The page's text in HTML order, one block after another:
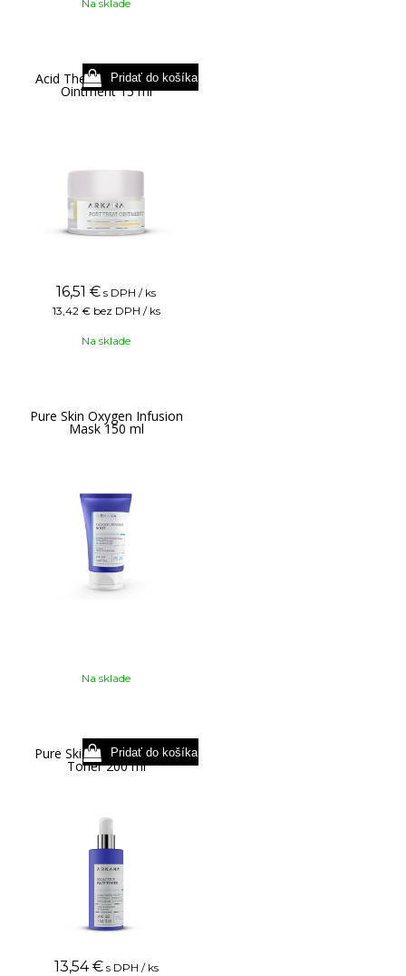
Na sklade
Acid Therapy Post Treat
Ointment 15 ml
16,51 € s DPH / ks
13,42 € bez DPH / ks
Na sklade
Pure Skin Oxygen Infusion
Mask 150 ml
Na sklade
Pure Skin Bioactive Face
Toner 200 ml
13,54 € s DPH / ks